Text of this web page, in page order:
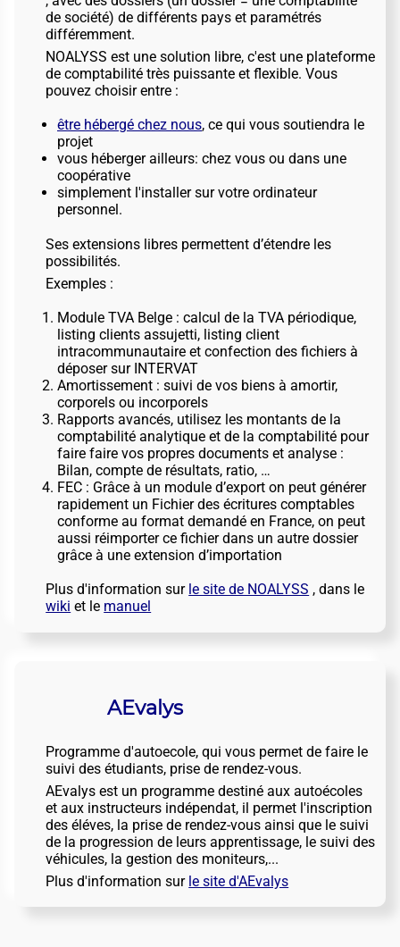
de société) de différents pays et paramétrés
différemment.
NOALYSS est une solution libre, c'est une plateforme
de comptabilité très puissante et flexible. Vous
pouvez choisir entre :
être hébergé chez nous, ce qui vous soutiendra le
projet
vous héberger ailleurs: chez vous ou dans une
coopérative
simplement l'installer sur votre ordinateur
personnel.
Ses extensions libres permettent d’étendre les
possibilités.
Exemples :
Module TVA Belge : calcul de la TVA périodique,
listing clients assujetti, listing client
intracommunautaire et confection des fichiers à
déposer sur INTERVAT
Amortissement : suivi de vos biens à amortir,
corporels ou incorporels
Rapports avancés, utilisez les montants de la
comptabilité analytique et de la comptabilité pour
faire faire vos propres documents et analyse :
Bilan, compte de résultats, ratio, …
FEC : Grâce à un module d’export on peut générer
rapidement un Fichier des écritures comptables
conforme au format demandé en France, on peut
aussi réimporter ce fichier dans un autre dossier
grâce à une extension d’importation
Plus d'information sur le site de NOALYSS , dans le
wiki et le manuel
AEvalys
Programme d'autoecole, qui vous permet de faire le
suivi des étudiants, prise de rendez-vous.
AEvalys est un programme destiné aux autoécoles
et aux instructeurs indépendat, il permet l'inscription
des éléves, la prise de rendez-vous ainsi que le suivi
de la progression de leurs apprentissage, le suivi des
véhicules, la gestion des moniteurs,...
Plus d'information sur le site d'AEvalys